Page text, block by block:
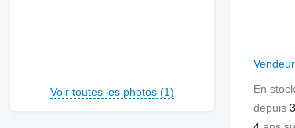
Voir toutes les photos (1)
En
depuis 3